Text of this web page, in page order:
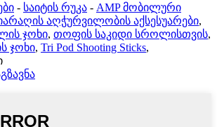
- საიტის რუკა - AMP მობილური
აღჭურვილობის აქსესუარები,
ჯოხი, თოფის საკიდი სროლისთვის,
ჯოხი, Tri Pod Shooting Sticks,